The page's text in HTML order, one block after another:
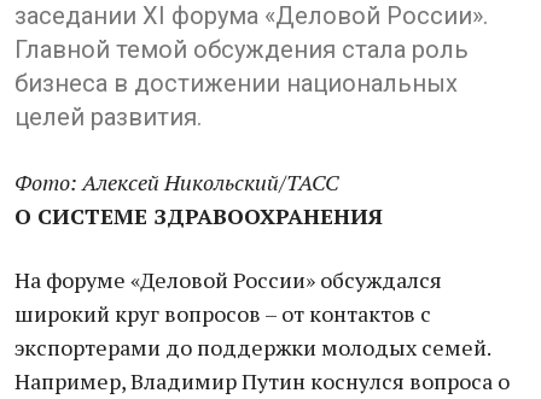
заседании XI форума «Деловой России».
Главной темой обсуждения стала роль
бизнеса в достижении национальных
целей развития.
Фото: Алексей Никольский/ТАСС
О СИСТЕМЕ ЗДРАВООХРАНЕНИЯ
На форуме «Деловой России» обсуждался
широкий круг вопросов – от контактов с
экспортерами до поддержки молодых семей.
Например, Владимир Путин коснулся вопроса о